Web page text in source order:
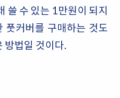
쓸 수 있는 1만원이 되지
풋커버를 구매하는 것도
방법일 것이다.